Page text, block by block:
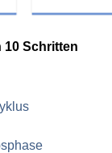
10 Schritten